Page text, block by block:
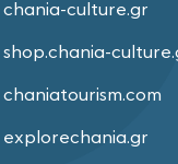
chania-culture.gr
shop.chania-
chaniatourism.com
explorechania.gr